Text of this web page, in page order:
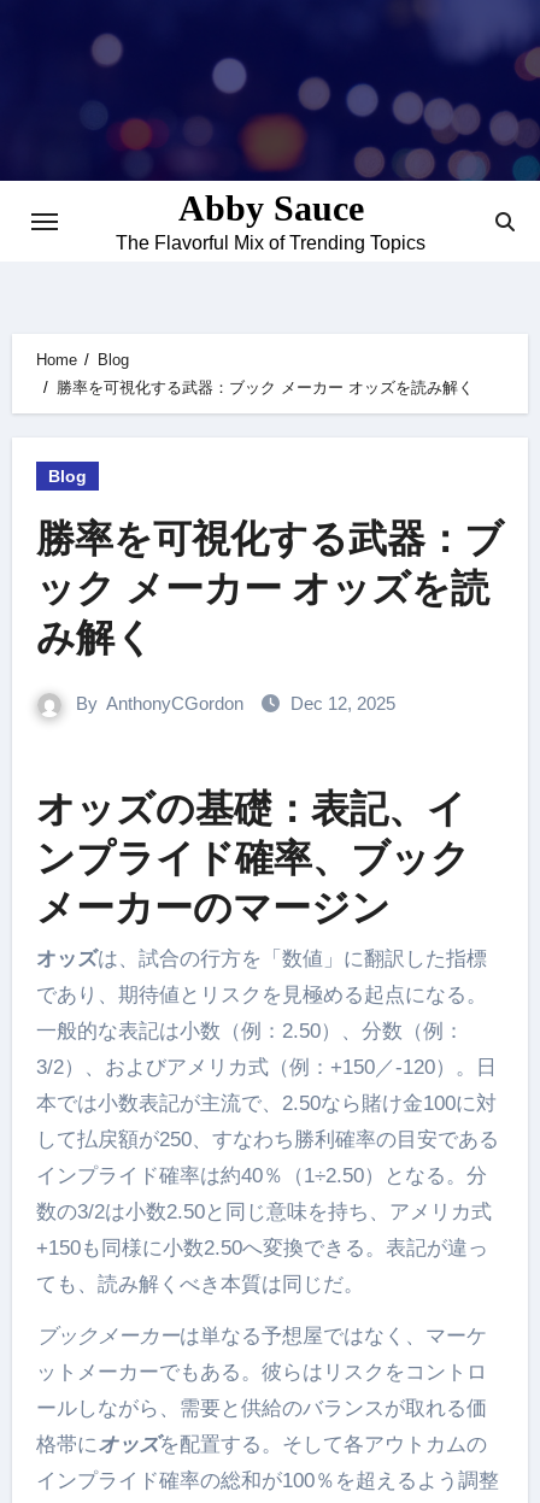
Abby Sauce
The Flavorful Mix of Trending Topics
Home
Blog
勝率を可視化する武器：ブック メーカー オッズを読み解く
Blog
勝率を可視化する武器：ブ
ック メーカー オッズを読
み解く
By AnthonyCGordon Dec 12, 2025
オッズの基礎：表記、イ
ンプライド確率、ブック
メーカーのマージン
オッズは、試合の行方を「数値」に翻訳した指標
であり、期待値とリスクを見極める起点になる。
一般的な表記は小数（例：2.50）、分数（例：
3/2）、およびアメリカ式（例：+150／-120）。日
本では小数表記が主流で、2.50なら賭け金100に対
して払戻額が250、すなわち勝利確率の目安である
インプライド確率は約40％（1÷2.50）となる。分
数の3/2は小数2.50と同じ意味を持ち、アメリカ式
+150も同様に小数2.50へ変換できる。表記が違っ
ても、読み解くべき本質は同じだ。
ブックメーカーは単なる予想屋ではなく、マーケ
ットメーカーでもある。彼らはリスクをコントロ
ールしながら、需要と供給のバランスが取れる価
格帯にオッズを配置する。そして各アウトカムの
インプライド確率の総和が100％を超えるよう調整